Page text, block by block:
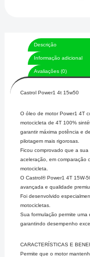
Descrição
Informação adicional
Avaliações (0)
Castrol Power1 4t 15w50
O óleo de motor Power1 4T
motocicleta de 4T 100%
garantir máxima potência e
pilotagem mais rigorosas.
Ficou comprovado que a
aceleração, em comparação
motocicleta.
O Castrol® Power1 4T 15W-
avançada e qualidade
Foi desenvolvido
motocicletas.
Sua formulação permite uma
garantindo desempenho
CARACTERÍSTICAS E
Permite que o motor